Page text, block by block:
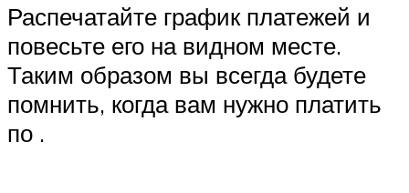
Распечатайте график платежей и
повесьте его на видном месте.
Таким образом вы всегда будете
помнить, когда вам нужно платить
по .